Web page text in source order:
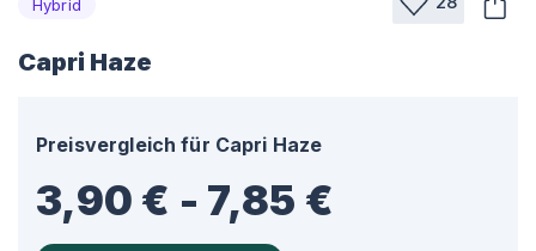
Hybrid
Capri Haze
Preisvergleich für Capri Haze
3,90 € - 7,85 €